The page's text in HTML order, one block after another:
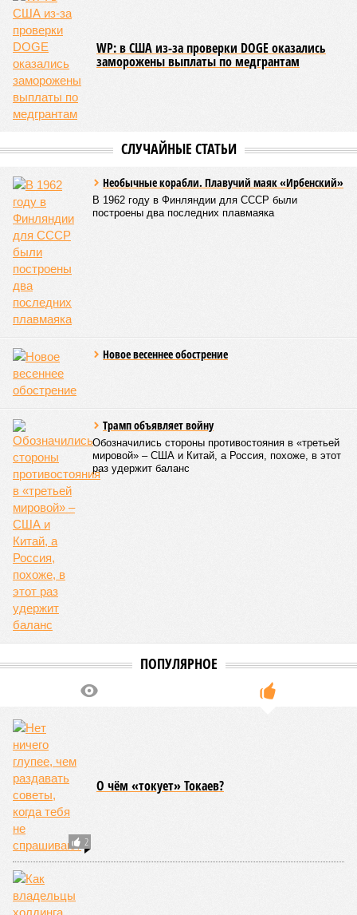
называть даже ориентировочные сроки»
расстроенные дольщики.
Казалось бы, формально ответственность по
достраиванию объекта распределена. Seven Suns
Development – банкрот, часть его структур признана
несостоятельной ещё в 2024 году, бенефициар компании
находится под следствием по ст. 200.3 УК РФ. Достройку
проблемных объектов группы – «Станции Л», «Сказочного
леса» и «В стремлении к свету», согласно информации на
сайтах Capital Group, осенью 2024 г. взяла на себя. Два из
трёх объектов уже сданы или близки к сдаче. Третий –
«Станция Л», крупнейший по числу пострадавших
дольщиков (3908 квартир в пяти корпусах) – по факту
остаётся стройплощадкой без стройки. Возникает вопрос:
распространяется ли договорённость 2024 года на
«Станцию Л» в полном объёме или приоритет отдан
объектам мешей сложности и меньшего масштаба?
Если да, то на каком основании декларируются конкретные
даты сдачи жилого комплекса (декабрь 2026 – март 2028),
отсутствию техники на площадке, ещё не началась? При
этом на бумаге даты ввода ЖК в строй продолжают
фигурировать
в объявлениях о продаже квартир на
профильных порталах.
Для почти четырёх тысяч будущих собственников квартир
время давно измеряется не календарём, а очередными
переносами ожиданий. И пока на профильных порталах
продолжают указывать даты сдачи, главным индикатором
остается сама стройка. Если на ней по-прежнему не видно
признаков масштабных работ, то неизбежно возникает
вопрос: не превращаются ли сроки ввода в декларацию,
которая все больше расходится с реальным положением
дел? Именно на этот вопрос сегодня больше всего ждут
Опубликовано:07.08.2026 11:09
Отредактировано:07.08.2026 11:09
кандидату в
конгресс США
запретили
приходить на пляж
после драки
Новости smi2.ru